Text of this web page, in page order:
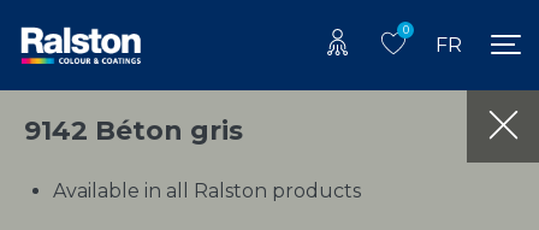
0
FR
9142 Béton gris
Available in all Ralston products